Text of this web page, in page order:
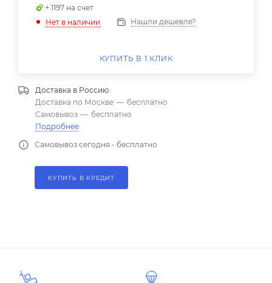
+ 1197 на счет
Нет в наличии
Нашли дешевле?
КУПИТЬ В 1 КЛИК
Доставка в Россию
Доставка по Москве — бесплатно
Самовывоз — бесплатно
Подробнее
Самовывоз сегодня - бесплатно
КУПИТЬ В КРЕДИТ